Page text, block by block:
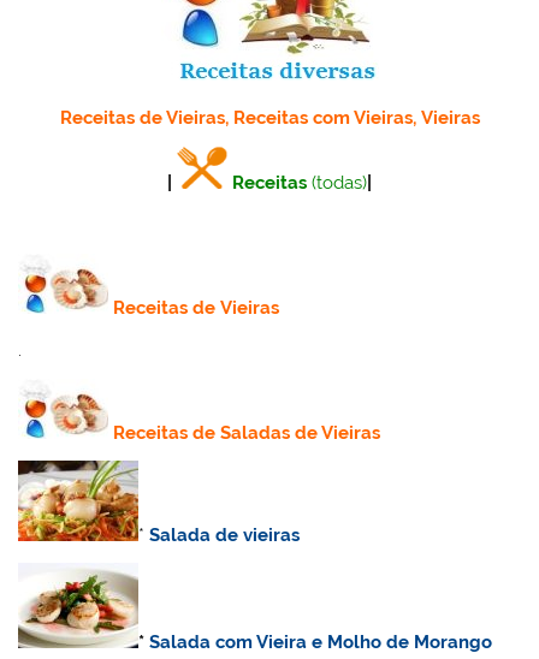
Receitas de Vieiras, Receitas com Vieiras, Vieiras
Receitas (todas)
Receitas de Vieiras
.
Receitas de Saladas de Vieiras
*Salada de vieiras
*Salada com Vieira e Molho de Morango